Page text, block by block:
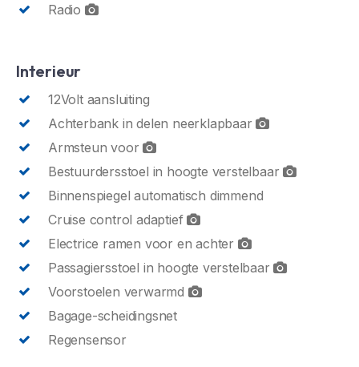
Radio
Interieur
12Volt aansluiting
Achterbank in delen neerklapbaar
Armsteun voor
Bestuurdersstoel in hoogte verstelbaar
Binnenspiegel automatisch dimmend
Cruise control adaptief
Electrice ramen voor en achter
Passagiersstoel in hoogte verstelbaar
Voorstoelen verwarmd
Bagage-scheidingsnet
Regensensor